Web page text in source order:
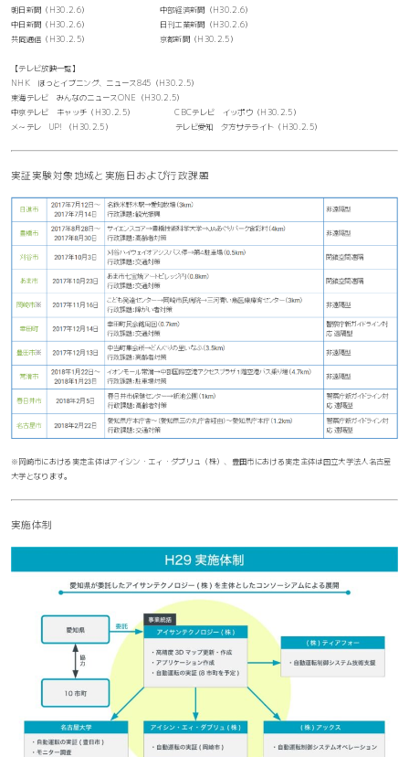
朝日新聞（H30.2.6） 中部経済新聞（H30.2.6）
中日新聞（H30.2.6） 日刊工業新聞（H30.2.6）
共同通信（H30.2.5） 京都新聞（H30.2.5）
【テレビ放映一覧】
NHK ほっとイブニング、ニュース845（H30.2.5）
東海テレビ みんなのニュースONE（H30.2.5）
中京テレビ キャッチ（H30.2.5） CBCテレビ イッポウ（H30.2.5）
メ～テレ UP! （H30.2.5） テレビ愛知 夕方サテライト（H30.2.5）
実証実験対象地域と実施日および行政課題
※岡崎市における実走主体はアイシン・エィ・ダブリュ（株）、豊田市における実走主体は国立大学法人名古屋
大学となります。
実施体制